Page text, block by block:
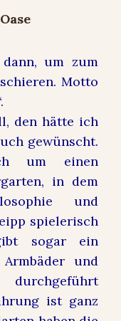
um zum
Motto
den hätte ich
gewünscht.
um einen
in dem
und
spielerisch
sogar ein
Armbäder und
ist ganz